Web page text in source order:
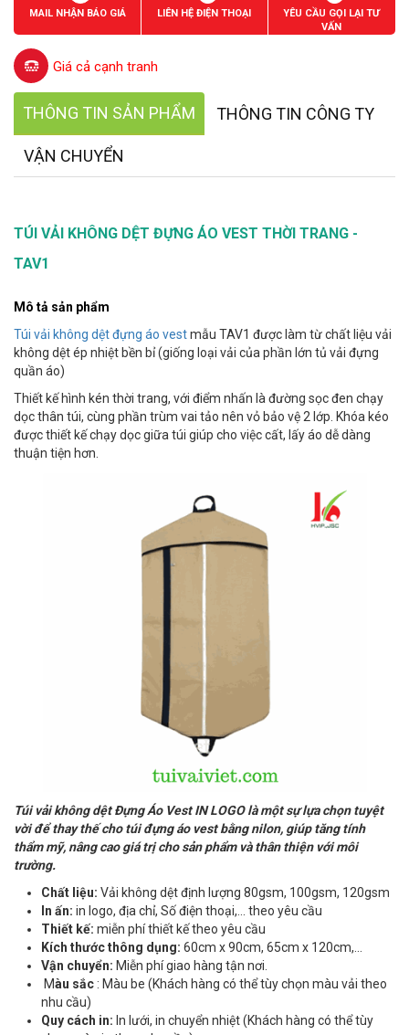
MAIL NHẬN BÁO GIÁ LIÊN HỆ ĐIỆN THOẠI
YÊU CẦU GỌI LẠI TƯ
VẤN
Giá cả cạnh tranh
THÔNG TIN SẢN PHẨM THÔNG TIN CÔNG TY
VẬN CHUYỂN
TÚI VẢI KHÔNG DỆT ĐỰNG ÁO VEST THỜI TRANG -
TAV1
Mô tả sản phẩm
Túi vải không dệt đựng áo vestmẫu TAV1 được làm từ chất liệu vải
không dệt ép nhiệt bền bỉ (giống loại vải của phần lớn tủ vải đựng
quần áo)
Thiết kế hình kén thời trang, với điểm nhấn là đường sọc đen chạy
dọc thân túi, cùng phần trùm vai tảo nên vỏ bảo vệ 2 lớp. Khóa kéo
được thiết kế chạy dọc giữa túi giúp cho việc cất, lấy áo dễ dàng
thuận tiện hơn.
Túi vải không dệt Đựng Áo Vest IN LOGO là một sự lựa chọn tuyệt
vời để thay thế cho túi đựng áo vest bằng nilon, giúp tăng tính
thẩm mỹ, nâng cao giá trị cho sản phẩm và thân thiện với môi
trường.
Chất liệu: Vải không dệt định lượng 80gsm, 100gsm, 120gsm
In ấn: in logo, địa chỉ, Số điện thoại,... theo yêu cầu
Thiết kế: miễn phí thiết kế theo yêu cầu
Kích thước thông dụng: 60cm x 90cm, 65cm x 120cm,...
Vận chuyển: Miễn phí giao hàng tận nơi.
Màu sắc : Màu be (Khách hàng có thể tùy chọn màu vải theo
nhu cầu)
Quy cách in: In lưới, in chuyển nhiệt (Khách hàng có thể tùy